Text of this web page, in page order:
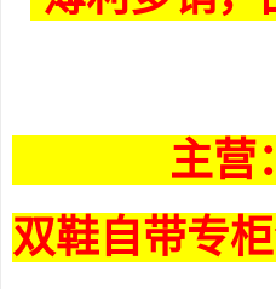
主营：各
双鞋自带专